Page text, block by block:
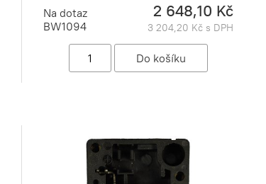
Na dotaz
BW1094
2 648,10 Kč
3 204,20 Kč s DPH